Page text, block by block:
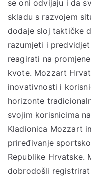
se oni odvijaju i da
skladu s razvojem
dodaje sloj taktičke
razumjeti i
reagirati na
kvote. Mozzart
inovativnosti i
horizonte
svojim korisnicima
Kladionica Mozzart
priređivanje
Republike Hrvatske.
dobrodošli